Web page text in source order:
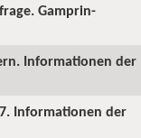
Gamprin-
Informationen der
Informationen der